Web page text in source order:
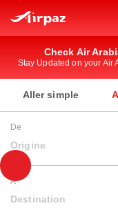
Check Air
Stay Updated on your Air
Aller simple
De
Origine
À
Destination